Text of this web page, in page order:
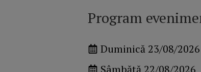
Program
Duminică 23/08/2026
Sâmbătă 22/08/2026